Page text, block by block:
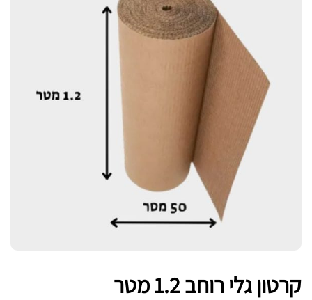
קרטון גלי רוחב 1.2 מטר